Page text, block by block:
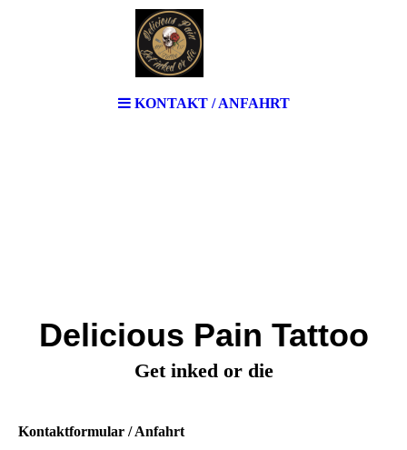
KONTAKT / ANFAHRT
Delicious Pain Tattoo
Get inked or die
Kontaktformular / Anfahrt